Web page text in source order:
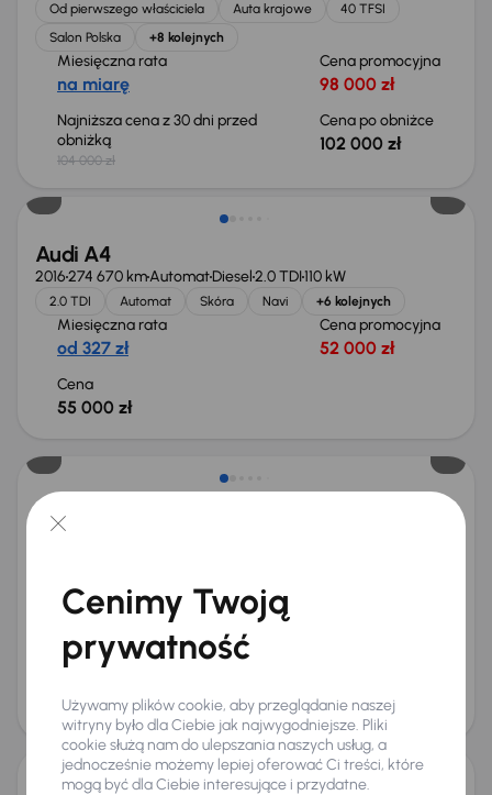
Od pierwszego właściciela Auta krajowe
40 TFSI
Salon Polska
+8 kolejnych
Miesięczna rata
na miarę
Cena promocyjna
98 000 zł
Najniższa cena z 30 dni przed
obniżką
104 000 zł
Cena po obniżce
102 000 zł
Audi A4
2016274 670 kmAutomatDiesel2.0 TDI110 kW
2.0 TDI Automat Skóra Navi +6 kolejnych
Miesięczna rata
od 327 zł
Cena promocyjna
52 000 zł
Cena
55 000 zł
Audi A4
2016
+7 kolejnych
Miesięczna rata
od 405 zł
Najniższa cena z 30 dni przed
69 500 zł
68 000 zł
Możliwość odliczenia VAT
Cenimy Twoją
prywatność
Używamy plików cookie, aby przeglądanie naszej
witryny było dla Ciebie jak najwygodniejsze. Pliki
cookie służą nam do ulepszania naszych usług, a
jednocześnie możemy lepiej oferować Ci treści, które
mogą być dla Ciebie interesujące i przydatne.